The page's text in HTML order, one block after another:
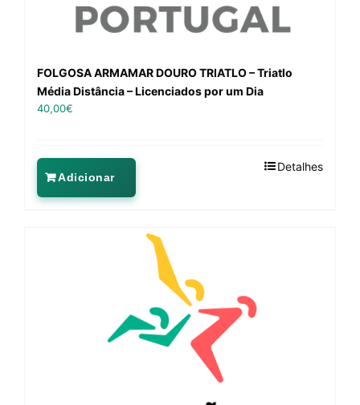
FOLGOSA ARMAMAR DOURO TRIATLO – Triatlo
Média Distância – Licenciados por um Dia
40,00€
Adicionar
Detalhes